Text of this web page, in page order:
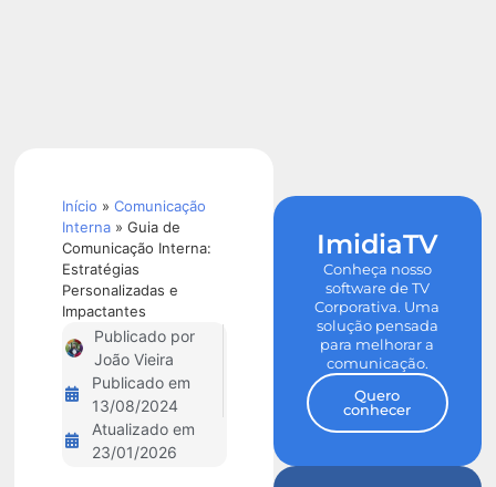
Início » Comunicação
Interna » Guia de
Comunicação Interna:
Estratégias
Personalizadas e
Impactantes
Publicado por
João Vieira
Publicado em
13/08/2024
Atualizado em
23/01/2026
ImidiaTV
Conheça nosso
software de TV
Corporativa. Uma
solução pensada
para melhorar a
comunicação.
Quero
conhecer